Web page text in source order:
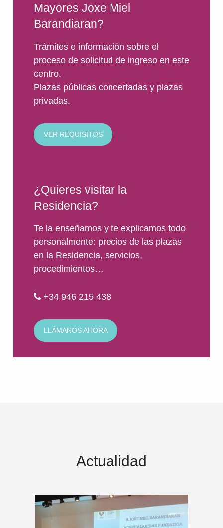
Mayores Joxe Miel
Barandiaran?
Trámites e información sobre el
proceso de solicitud de ingreso en este
centro.
Plazas públicas concertadas y plazas
privadas.
VER REQUISITOS
¿Quieres visitar la
Residencia?
Te la enseñamos y te explicamos todo
personalmente: precios de las plazas
en la Residencia, servicios,
procedimientos…
+34 946 215 438
LLÁMANOS AHORA
Actualidad